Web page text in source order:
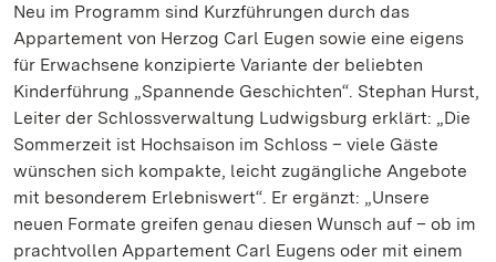
Neu im Programm sind Kurzführungen durch das
Appartement von Herzog Carl Eugen sowie eine eigens
für Erwachsene konzipierte Variante der beliebten
Kinderführung „Spannende Geschichten“. Stephan Hurst,
Leiter der Schlossverwaltung Ludwigsburg erklärt: „Die
Sommerzeit ist Hochsaison im Schloss – viele Gäste
wünschen sich kompakte, leicht zugängliche Angebote
mit besonderem Erlebniswert“. Er ergänzt: „Unsere
neuen Formate greifen genau diesen Wunsch auf – ob im
prachtvollen Appartement Carl Eugens oder mit einem